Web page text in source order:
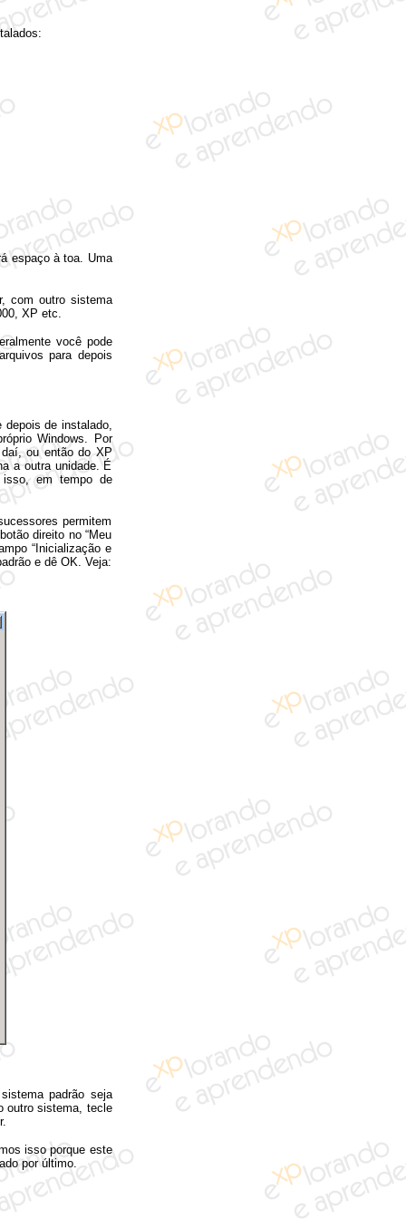
espaço à toa. Uma
com outro sistema
XP etc.
você pode
para depois
depois de instalado,
Windows. Por
ou então do XP
a outra unidade. É
isso, em tempo de
permitem
direito no “Meu
“Inicialização e
e dê OK. Veja:
padrão seja
outro sistema, tecle
isso porque este
por último.